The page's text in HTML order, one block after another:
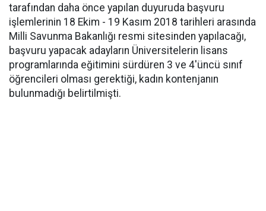
tarafından daha önce yapılan duyuruda başvuru
işlemlerinin 18 Ekim - 19 Kasım 2018 tarihleri arasında
Milli Savunma Bakanlığı resmi sitesinden yapılacağı,
başvuru yapacak adayların Üniversitelerin lisans
programlarında eğitimini sürdüren 3 ve 4'üncü sınıf
öğrencileri olması gerektiği, kadın kontenjanın
bulunmadığı belirtilmişti.